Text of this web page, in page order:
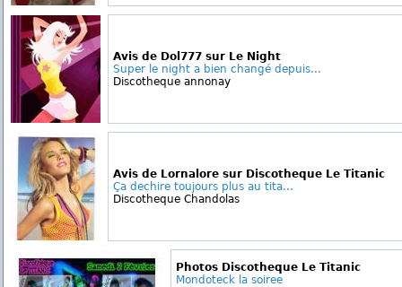
Avis de Dol777 sur Le Night
Super le night a bien changé depuis...
Discotheque annonay
Avis de Lornalore sur Discotheque Le Titanic
Ça dechire toujours plus au tita...
Discotheque Chandolas
Photos Discotheque Le Titanic
Mondoteck la soiree